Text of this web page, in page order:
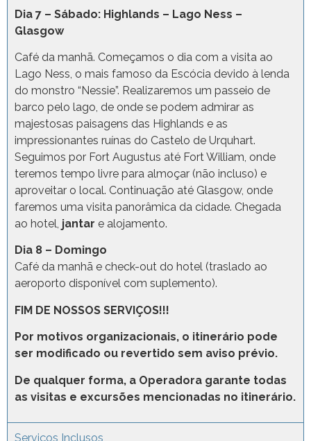
Dia 7 – Sábado: Highlands – Lago Ness –
Glasgow
Café da manhã. Começamos o dia com a visita ao
Lago Ness, o mais famoso da Escócia devido à lenda
do monstro “Nessie”. Realizaremos um passeio de
barco pelo lago, de onde se podem admirar as
majestosas paisagens das Highlands e as
impressionantes ruínas do Castelo de Urquhart.
Seguimos por Fort Augustus até Fort William, onde
teremos tempo livre para almoçar (não incluso) e
aproveitar o local. Continuação até Glasgow, onde
faremos uma visita panorâmica da cidade. Chegada
ao hotel, jantar e alojamento.
Dia 8 – Domingo
Café da manhã e check-out do hotel (traslado ao
aeroporto disponível com suplemento).
FIM DE NOSSOS SERVIÇOS!!!
Por motivos organizacionais, o itinerário pode
ser modificado ou revertido sem aviso prévio.
De qualquer forma, a Operadora garante todas
as visitas e excursões mencionadas no itinerário.
Serviços Inclusos